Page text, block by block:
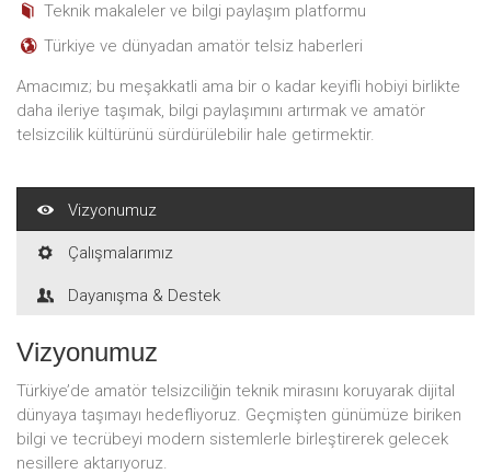
Teknik makaleler ve bilgi paylaşım platformu
Türkiye ve dünyadan amatör telsiz haberleri
Amacımız; bu meşakkatli ama bir o kadar keyifli hobiyi birlikte
daha ileriye taşımak, bilgi paylaşımını artırmak ve amatör
telsizcilik kültürünü sürdürülebilir hale getirmektir.
Vizyonumuz
Çalışmalarımız
Dayanışma & Destek
Vizyonumuz
Türkiye’de amatör telsizciliğin teknik mirasını koruyarak dijital
dünyaya taşımayı hedefliyoruz. Geçmişten günümüze biriken
bilgi ve tecrübeyi modern sistemlerle birleştirerek gelecek
nesillere aktarıyoruz.